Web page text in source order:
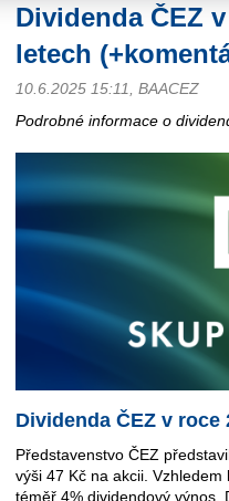
Dividenda ČEZ
letech
10.6.2025 15:11, BAACEZ
Podrobné informace o
Dividenda ČEZ v roce
Představenstvo ČEZ
výši 47 Kč na akcii.
téměř 4% dividendový výnos.